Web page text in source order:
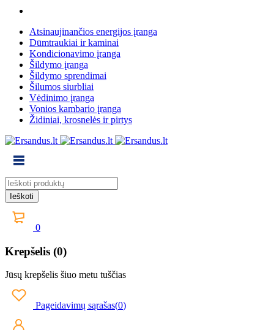
Atsinaujinančios energijos įranga
Dūmtraukiai ir kaminai
Kondicionavimo įranga
Šildymo įranga
Šildymo sprendimai
Šilumos siurbliai
Vėdinimo įranga
Vonios kambario įranga
Židiniai, krosnelės ir pirtys
0
Krepšelis (0)
Jūsų krepšelis šiuo metu tuščias
Pageidavimų sąrašas(0)